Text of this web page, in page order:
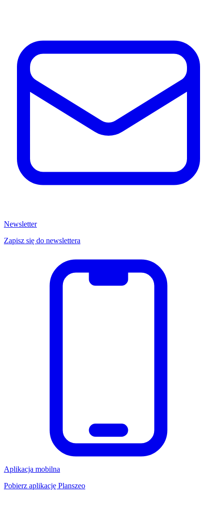
Newsletter
Zapisz się do newslettera
Aplikacja mobilna
Pobierz aplikację Planszeo